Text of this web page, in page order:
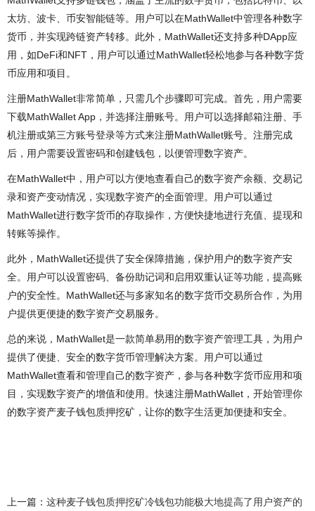
太坊、波卡、币安智能链等。用户可以在MathWallet中管理各种数字
货币，并实现跨链资产转移。此外，MathWallet还支持多种DApp应
用，如DeFi和NFT，用户可以通过MathWallet轻松地参与各种数字货
币应用和项目。
注册MathWallet非常简单，只需几个步骤即可完成。首先，用户需要
下载MathWallet App，并选择注册账号。用户可以选择邮箱注册、手
机注册或第三方账号登录等方式来注册MathWallet账号。注册完成
后，用户需要设置密码和创建钱包，以便管理数字资产。
在MathWallet中，用户可以方便地查看自己的数字资产余额、交易记
录和资产变动情况，实现数字资产的全面管理。用户可以通过
MathWallet进行数字货币的存取操作，方便快捷地进行充值、提现和
转账等操作。
此外，MathWallet还提供了安全保障措施，保护用户的数字资产安
全。用户可以设置密码、备份助记词和启用双重认证等功能，提高账
户的安全性。MathWallet还与多家知名的数字货币交易所合作，为用
户提供更便捷的数字资产交易服务。
总的来说，MathWallet是一款简单易用的数字资产管理工具，为用户
提供了便捷、安全的数字货币管理解决方案。用户可以通过
MathWallet查看和管理自己的数字资产，参与各种数字货币应用和项
目，实现数字资产的增值和使用。快速注册MathWallet，开始管理你
的数字资产麦子钱包质押挖矿，让你的数字生活更加便捷和安全。
上一篇： 这种麦子钱包质押挖矿冷钱包功能极大地提高了用户资产的